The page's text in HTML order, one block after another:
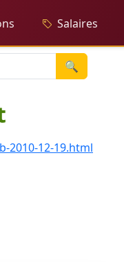
Salaires
🔍
2010-12-19.html